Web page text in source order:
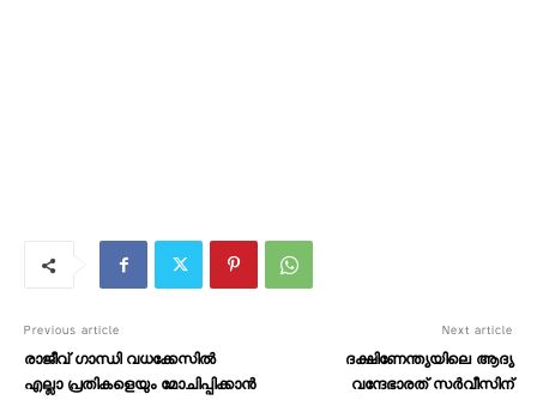
Previous article
രാജീവ്‌ ഗാന്ധി വധക്കേസിൽ
എല്ലാ പ്രതികളെയും മോചിപ്പിക്കാൻ
Next article
ദക്ഷിണേന്ത്യയിലെ ആദ്യ
വന്ദേഭാരത് സർവീസിന്